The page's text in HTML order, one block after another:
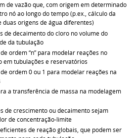
de vazão que, com origem em determinado
nó ao longo do tempo (p.ex., cálculo da
origens de água diferentes)
de decaimento do cloro no volume do
da tubulação
ordem “n” para modelar reações no
em tubulações e reservatórios
ordem 0 ou 1 para modelar reações na
a transferência de massa na modelagem
de crescimento ou decaimento sejam
de concentração-limite
de reação globais, que podem ser